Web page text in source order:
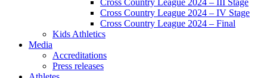
Cross Country League 2024 – IV Stage
Cross Country League 2024 – Final
Kids Athletics
Media
Accreditations
Press releases